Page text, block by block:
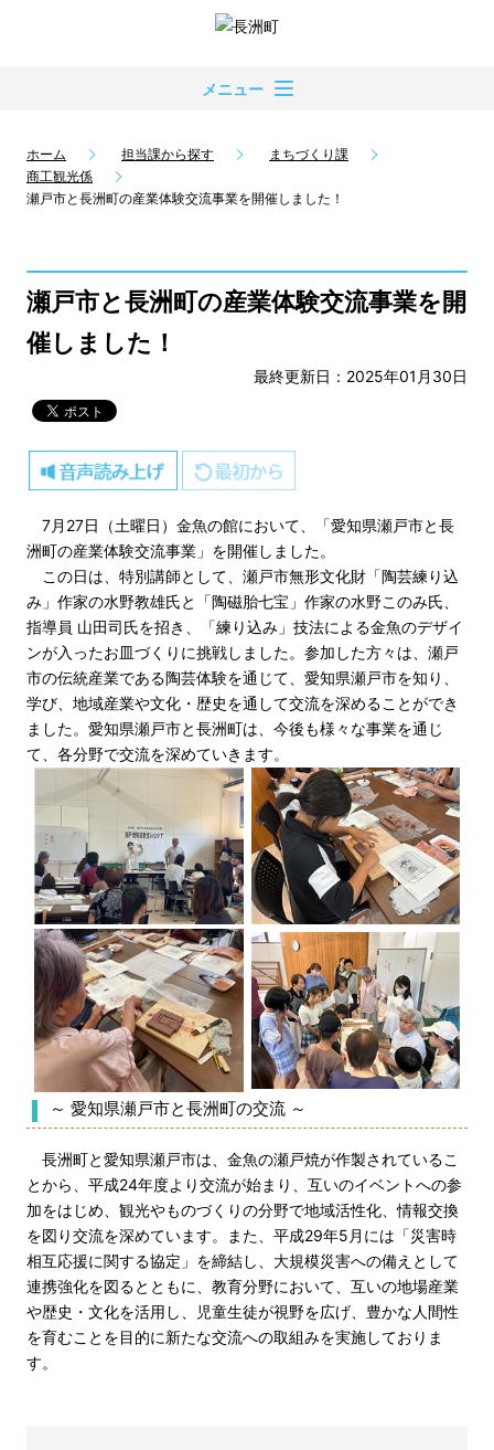
メニュー
ホーム 担当課から探す
まちづくり課
商工観光係
瀬戸市と長洲町の産業体験交流事業を開催しました！
瀬戸市と長洲町の産業体験交流事業を開
催しました！
最終更新日：2025年01月30日
7月27日（土曜日）金魚の館において、「愛知県瀬戸市と長
洲町の産業体験交流事業」を開催しました。
この日は、特別講師として、瀬戸市無形文化財「陶芸練り込
み」作家の水野教雄氏と「陶磁胎七宝」作家の水野このみ氏、
指導員 山田司氏を招き、「練り込み」技法による金魚のデザイ
ンが入ったお皿づくりに挑戦しました。参加した方々は、瀬戸
市の伝統産業である陶芸体験を通じて、愛知県瀬戸市を知り、
学び、地域産業や文化・歴史を通して交流を深めることができ
ました。愛知県瀬戸市と長洲町は、今後も様々な事業を通じ
て、各分野で交流を深めていきます。
～ 愛知県瀬戸市と長洲町の交流 ～
長洲町と愛知県瀬戸市は、金魚の瀬戸焼が作製されているこ
とから、平成24年度より交流が始まり、互いのイベントへの参
加をはじめ、観光やものづくりの分野で地域活性化、情報交換
を図り交流を深めています。また、平成29年5月には「災害時
相互応援に関する協定」を締結し、大規模災害への備えとして
連携強化を図るとともに、教育分野において、互いの地場産業
や歴史・文化を活用し、児童生徒が視野を広げ、豊かな人間性
を育むことを目的に新たな交流への取組みを実施しておりま
す。